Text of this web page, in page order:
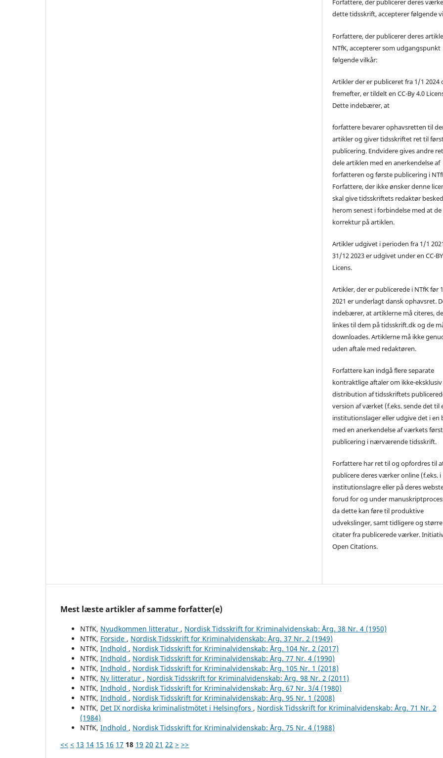
Forfattere, der publicerer deres
dette tidsskrift, accepterer følgende
Forfattere, der publicerer deres
NTfK, accepterer som udgangspunkt
følgende vilkår:
Artikler der er publiceret fra 1/1 2024
fremefter, er tildelt en CC-By 4.0
Dette indebærer, at
forfattere bevarer ophavsretten til
artikler og giver tidsskriftet ret til
publicering. Endvidere gives andre
dele artiklen med en anerkendelse af
forfatteren og første publicering i
Forfattere, der ikke ønsker denne
skal give tidsskriftets redaktør besked
herom senest i forbindelse med at
korrektur på artiklen.
Artikler udgivet i perioden fra 1/1
31/12 2023 er udgivet under en CC-
Licens.
Artikler, der er publicerede i NTfK før
2021 er underlagt dansk ophavsret.
indebærer, at artiklerne må citeres,
linkes til dem på tidsskrift.dk og de
downloades. Artiklerne må ikke
uden aftale med redaktøren.
Forfattere kan indgå flere separate
kontraktlige aftaler om ikke-eksklusiv
distribution af tidsskriftets
version af værket (f.eks. sende det til
institutionslager eller udgive det i en
med en anerkendelse af værkets
publicering i nærværende tidsskrift.
Forfattere har ret til og opfordres til
publicere deres værker online (f.eks. i
institutionslagre eller på deres
forud for og under
da dette kan føre til produktive
udvekslinger, samt tidligere og større
citater fra publicerede værker.
Open Citations.
Mest læste artikler af samme forfatter(e)
NTfK, Nyudkommen litteratur , Nordisk Tidsskrift for Kriminalvidenskab: Årg. 38 Nr. 4 (1950)
NTfK, Forside , Nordisk Tidsskrift for Kriminalvidenskab: Årg. 37 Nr. 2 (1949)
NTfK, Indhold , Nordisk Tidsskrift for Kriminalvidenskab: Årg. 104 Nr. 2 (2017)
NTfK, Indhold , Nordisk Tidsskrift for Kriminalvidenskab: Årg. 77 Nr. 4 (1990)
NTfK, Indhold , Nordisk Tidsskrift for Kriminalvidenskab: Årg. 105 Nr. 1 (2018)
NTfK, Ny litteratur , Nordisk Tidsskrift for Kriminalvidenskab: Årg. 98 Nr. 2 (2011)
NTfK, Indhold , Nordisk Tidsskrift for Kriminalvidenskab: Årg. 67 Nr. 3/4 (1980)
NTfK, Indhold , Nordisk Tidsskrift for Kriminalvidenskab: Årg. 95 Nr. 1 (2008)
NTfK, Det IX nordiska kriminalistmötet i Helsingfors , Nordisk Tidsskrift for Kriminalvidenskab: Årg. 71 Nr. 2
(1984)
NTfK, Indhold , Nordisk Tidsskrift for Kriminalvidenskab: Årg. 75 Nr. 4 (1988)
<< < 13 14 15 16 17 18 19 20 21 22 > >>